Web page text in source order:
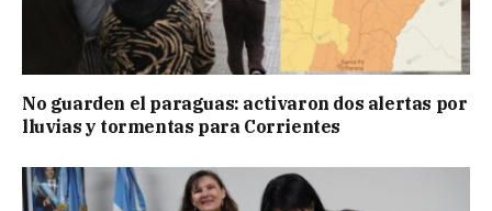
No guarden el paraguas: activaron dos alertas por
lluvias y tormentas para Corrientes